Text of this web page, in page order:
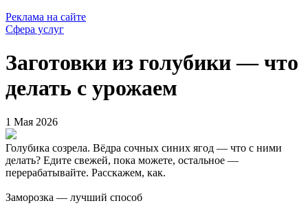
Реклама на сайте
Сфера услуг
Заготовки из голубики — что
делать с урожаем
1 Мая 2026
Голубика созрела. Вёдра сочных синих ягод — что с ними
делать? Едите свежей, пока можете, остальное —
перерабатывайте. Расскажем, как.
Заморозка — лучший способ